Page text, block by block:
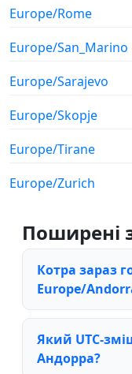
Europe/Rome
Europe/San_Marino
Europe/Sarajevo
Europe/Skopje
Europe/Tirane
Europe/Zurich
Поширені
Котра зараз
Europe/
Який UTC-
Андорра?